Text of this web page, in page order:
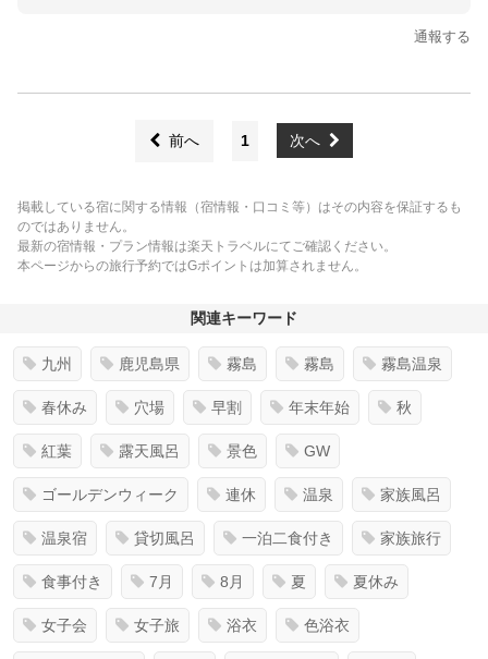
通報する
前へ 1 次へ
掲載している宿に関する情報（宿情報・口コミ等）はその内容を保証するも
のではありません。
最新の宿情報・プラン情報は楽天トラベルにてご確認ください。
本ページからの旅行予約ではGポイントは加算されません。
関連キーワード
九州 鹿児島県 霧島 霧島 霧島温泉
春休み 穴場 早割 年末年始 秋
紅葉 露天風呂 景色 GW
ゴールデンウィーク 連休 温泉 家族風呂
温泉宿 貸切風呂 一泊二食付き 家族旅行
食事付き 7月 8月 夏 夏休み
女子会 女子旅 浴衣 色浴衣